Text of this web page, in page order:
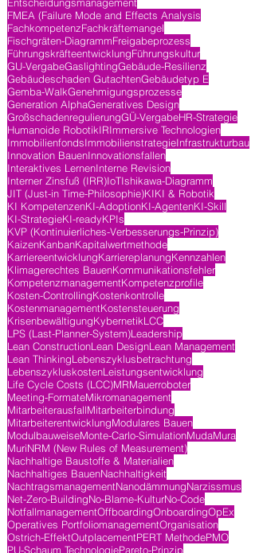
FMEA (Failure Mode and Effects Analysis
FachkompetenzFachkräftemangel
Fischgräten-DiagrammFreigabeprozess
FührungskräfteentwicklungFührungskultur
GU-VergabeGaslightingGebäude-Resilienz
Gebäudeschaden GutachtenGebäudetyp E
Gemba-WalkGenehmigungsprozesse
Generation AlphaGeneratives Design
GroßschadenregulierungGÜ-VergabeHR-Strategie
Humanoide RobotikIRImmersive Technologien
ImmobilienfondsImmobilienstrategieInfrastrukturbau
Innovation BauenInnovationsfallen
Interaktives LernenInterne Revision
Interner Zinsfuß (IRR)IoTIshikawa-Diagramm
JIT (Just-in Time-Philosophie)KIKI & Robotik
KI KompetenzenKI-AdoptionKI-AgentenKI-Skill
KI-StrategieKI-readyKPIs
KVP (Kontinuierliches-Verbesserungs-Prinzip)
KaizenKanbanKapitalwertmethode
KarriereentwicklungKarriereplanungKennzahlen
Klimagerechtes BauenKommunikationsfehler
KompetenzmanagementKompetenzprofile
Kosten-ControllingKostenkontrolle
KostenmanagementKostensteuerung
KrisenbewältigungKybernetikLCC
LPS (Last-Planner-System)Leadership
Lean ConstructionLean DesignLean Management
Lean ThinkingLebenszyklusbetrachtung
LebenszykluskostenLeistungsentwicklung
Life Cycle Costs (LCC)MRMauerroboter
Meeting-FormateMikromanagement
MitarbeiterausfallMitarbeiterbindung
MitarbeiterentwicklungModulares Bauen
ModulbauweiseMonte-Carlo-SimulationMudaMura
MuriNRM (New Rules of Measurement)
Nachhaltige Baustoffe & Materialien
Nachhaltiges BauenNachhaltigkeit
NachtragsmanagementNanodämmungNarzissmus
Net-Zero-BuildingNo-Blame-KulturNo-Code
NotfallmanagementOffboardingOnboardingOpEx
Operatives PortfoliomanagementOrganisation
Ostrich-EffektOutplacementPERT MethodePMO
PU-Schaum TechnologiePareto-Prinzip